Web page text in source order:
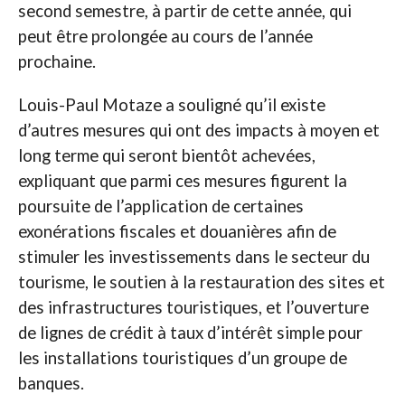
second semestre, à partir de cette année, qui
peut être prolongée au cours de l’année
prochaine.
Louis-Paul Motaze a souligné qu’il existe
d’autres mesures qui ont des impacts à moyen et
long terme qui seront bientôt achevées,
expliquant que parmi ces mesures figurent la
poursuite de l’application de certaines
exonérations fiscales et douanières afin de
stimuler les investissements dans le secteur du
tourisme, le soutien à la restauration des sites et
des infrastructures touristiques, et l’ouverture
de lignes de crédit à taux d’intérêt simple pour
les installations touristiques d’un groupe de
banques.